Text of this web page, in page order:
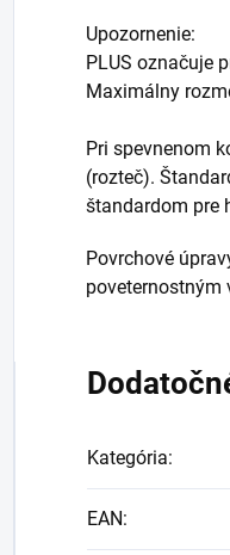
Upozornenie:
PLUS označuje
Maximálny
Pri spevnenom
(rozteč).
štandardom pre
Povrchové
poveternostným
Kategória:
EAN: